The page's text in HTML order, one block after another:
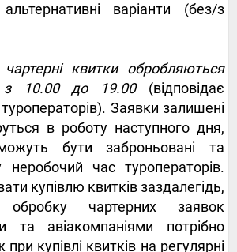
варіанти (без/з
квитки обробляються
з 10.00 до 19.00(відповідає
Заявки залишені
в роботу наступного дня,
бути заброньовані та
неробочий час туроператорів.
купівлю квитків заздалегідь,
чартерних заявок
та авіакомпаніями потрібно
купівлі квитків на регулярні